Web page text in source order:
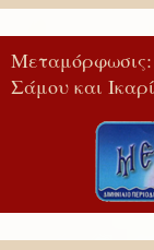
Μεταμόρφωσις:
Σάμου και